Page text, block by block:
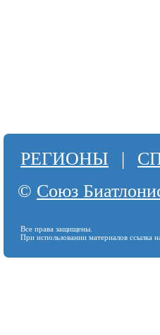
РЕГИОНЫ |
© Союз
Все права защищены.
При использовании материалов ссылка